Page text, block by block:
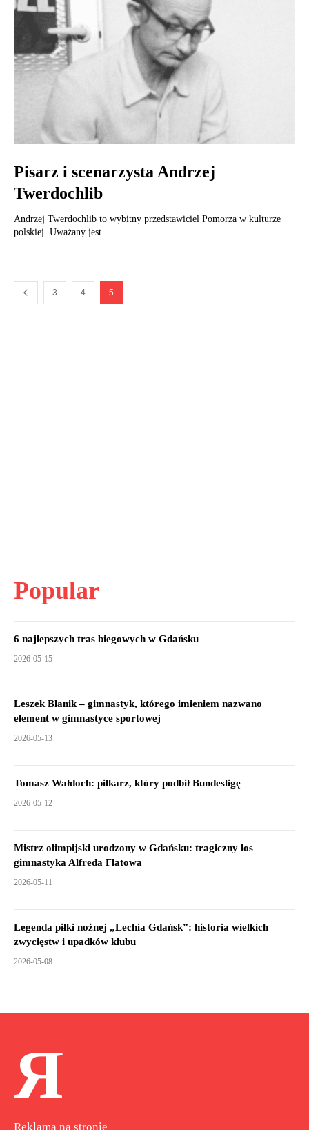
Pisarz i scenarzysta Andrzej
Twerdochlib
Andrzej Twerdochlib to wybitny przedstawiciel Pomorza w kulturze
polskiej. Uważany jest...
3 4 5
Popular
6 najlepszych tras biegowych w Gdańsku
2026-05-15
Leszek Blanik – gimnastyk, którego imieniem nazwano
element w gimnastyce sportowej
2026-05-13
Tomasz Wałdoch: piłkarz, który podbił Bundesligę
2026-05-12
Mistrz olimpijski urodzony w Gdańsku: tragiczny los
gimnastyka Alfreda Flatowa
2026-05-11
Legenda piłki nożnej „Lechia Gdańsk”: historia wielkich
zwycięstw i upadków klubu
2026-05-08
Я
Reklama na stronie